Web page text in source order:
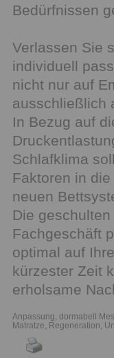
Bedürfnissen
Verlassen Sie
individuell
nicht nur auf
ausschließlich
In Bezug auf
Schlafklima
Faktoren in
neuen
Die
Fachgeschäft
optimal auf
kürzester Zeit
erholsame
Anpassung, dormabell
Matratze, Regeneration,